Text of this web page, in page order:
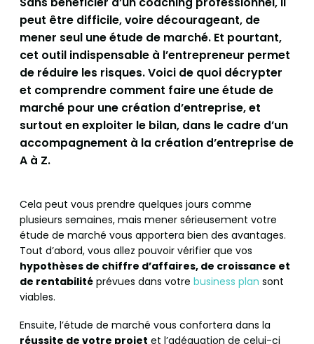
peut être difficile, voire décourageant, de
mener seul une étude de marché. Et pourtant,
cet outil indispensable à l’entrepreneur permet
de réduire les risques. Voici de quoi décrypter
et comprendre comment faire une étude de
marché pour une création d’entreprise, et
surtout en exploiter le bilan, dans le cadre d’un
accompagnement à la création d’entreprise de
A à Z.
Cela peut vous prendre quelques jours comme
plusieurs semaines, mais mener sérieusement votre
étude de marché vous apportera bien des avantages.
Tout d’abord, vous allez pouvoir vérifier que vos
hypothèses de chiffre d’affaires, de croissance et
de rentabilité prévues dans votre business plan sont
viables.
Ensuite, l’étude de marché vous confortera dans la
réussite de votre projet et l’adéquation de celui-ci